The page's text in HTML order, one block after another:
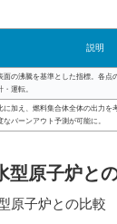
説明
面の沸騰を基準とした指標。各点
・運転。
に加え、燃料集合体全体の出力を
なバーンアウト予測が可能に。
型原子炉と